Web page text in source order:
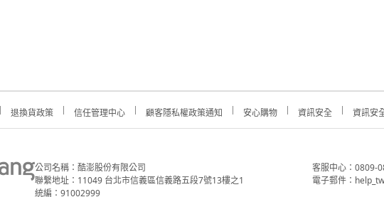
退換貨政策 信任管理中心 顧客隱私權政策通知 安心購物 資訊安全 資訊安
公司名稱：酷澎股份有限公司
聯繫地址：11049 台北市信義區信義路五段7號13樓之1
統編：91002999
客服中心：0809-
電子郵件：